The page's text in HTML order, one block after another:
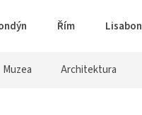
Řím Lisabon
Muzea Architektura